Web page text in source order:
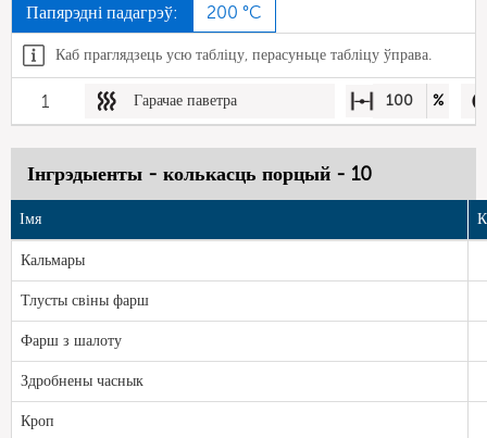
Папярэдні падагрэў: 200 °C
Каб праглядзець усю табліцу, перасуньце табліцу ўправа.
1 Гарачае паветра 100 %
Інгрэдыенты - колькасць порцый - 10
Імя
Кальмары
Тлусты свіны фарш
Фарш з шалоту
Здробнены часнык
Кроп